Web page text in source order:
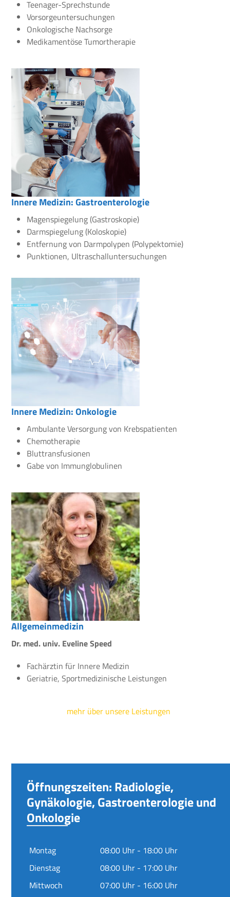
Teenager-Sprechstunde
Vorsorgeuntersuchungen
Onkologische Nachsorge
Medikamentöse Tumortherapie
Innere Medizin: Gastroenterologie
Magenspiegelung (Gastroskopie)
Darmspiegelung (Koloskopie)
Entfernung von Darmpolypen (Polypektomie)
Punktionen, Ultraschalluntersuchungen
Innere Medizin: Onkologie
Ambulante Versorgung von Krebspatienten
Chemotherapie
Bluttransfusionen
Gabe von Immunglobulinen
Allgemeinmedizin
Dr. med. univ. Eveline Speed
Fachärztin für Innere Medizin
Geriatrie, Sportmedizinische Leistungen
mehr über unsere Leistungen
Öffnungszeiten: Radiologie,
Gynäkologie, Gastroenterologie und
Onkologie
Montag
08:00 Uhr - 18:00 Uhr
Dienstag
08:00 Uhr - 17:00 Uhr
Mittwoch
07:00 Uhr - 16:00 Uhr